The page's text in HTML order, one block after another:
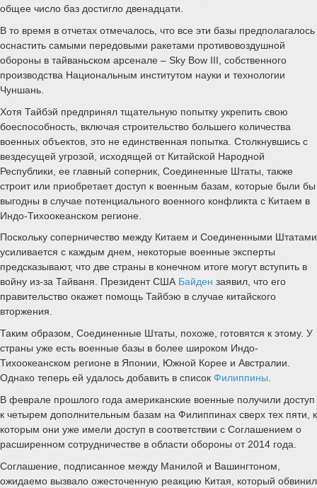
общее число баз достигло двенадцати.
В то время в отчетах отмечалось, что все эти базы предполагалось
оснастить самыми передовыми ракетами противовоздушной
обороны в тайваньском арсенале – Sky Bow III, собственного
производства Национальным институтом науки и технологии
Чуншань.
Хотя Тайбэй предпринял тщательную попытку укрепить свою
боеспособность, включая строительство большего количества
военных объектов, это не единственная попытка. Столкнувшись с
вездесущей угрозой, исходящей от Китайской Народной
Республики, ее главный соперник, Соединенные Штаты, также
строит или приобретает доступ к военным базам, которые были бы
выгодны в случае потенциального военного конфликта с Китаем в
Индо-Тихоокеанском регионе.
Поскольку соперничество между Китаем и Соединенными Штатами
усиливается с каждым днем, некоторые военные эксперты
предсказывают, что две страны в конечном итоге могут вступить в
войну из-за Тайваня. Президент США Байден заявил, что его
правительство окажет помощь Тайбэю в случае китайского
вторжения.
Таким образом, Соединенные Штаты, похоже, готовятся к этому. У
страны уже есть военные базы в более широком Индо-
Тихоокеанском регионе в Японии, Южной Корее и Австралии.
Однако теперь ей удалось добавить в список Филиппины
В феврале прошлого года американские военные получили доступ
к четырем дополнительным базам на Филиппинах сверх тех пяти, к
которым они уже имели доступ в соответствии с Соглашением о
расширенном сотрудничестве в области обороны от 2014 года.
Соглашение, подписанное между Манилой и Вашингтоном,
ожидаемо вызвало ожесточенную реакцию Китая, который обвинил